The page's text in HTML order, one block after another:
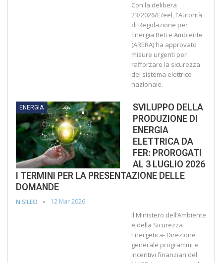
Con la delibera
23/2026/E/eel, l'Autorità
di Regolazione per
Energia Reti e Ambiente
(ARERA) ha approvato
misure urgenti per
rafforzare la sicurezza
del sistema elettrico
nazionale.
ENERGIA
SVILUPPO DELLA
PRODUZIONE DI
ENERGIA
ELETTRICA DA
FER: PROROGATI
AL 3 LUGLIO 2026
I TERMINI PER LA PRESENTAZIONE DELLE
DOMANDE
N.SILEO 12 Mar 2026
Il Ministero dell’Ambiente
e della Sicurezza
Energetica- Direzione
generale programmi e
incentivi finanziari del